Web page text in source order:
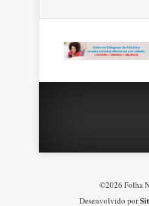
©2026 Folha
Desenvolvido por